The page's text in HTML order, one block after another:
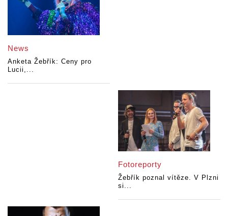
News
Anketa Žebřík: Ceny pro
Lucii,...
Fotoreporty
Žebřík poznal vítěze. V Plzni
si...